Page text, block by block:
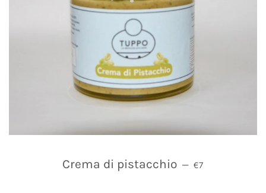
Crema di pistacchio — PREZZO DI
€7